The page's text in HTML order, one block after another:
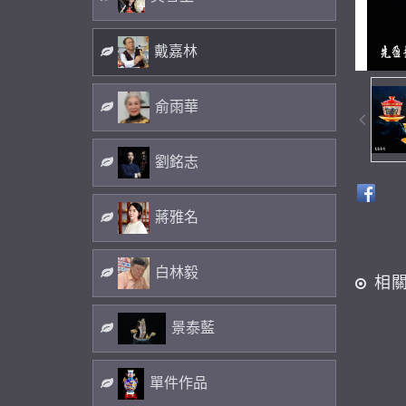
戴嘉林
俞雨華
劉銘志
蔣雅名
白林毅
景泰藍
單件作品
相